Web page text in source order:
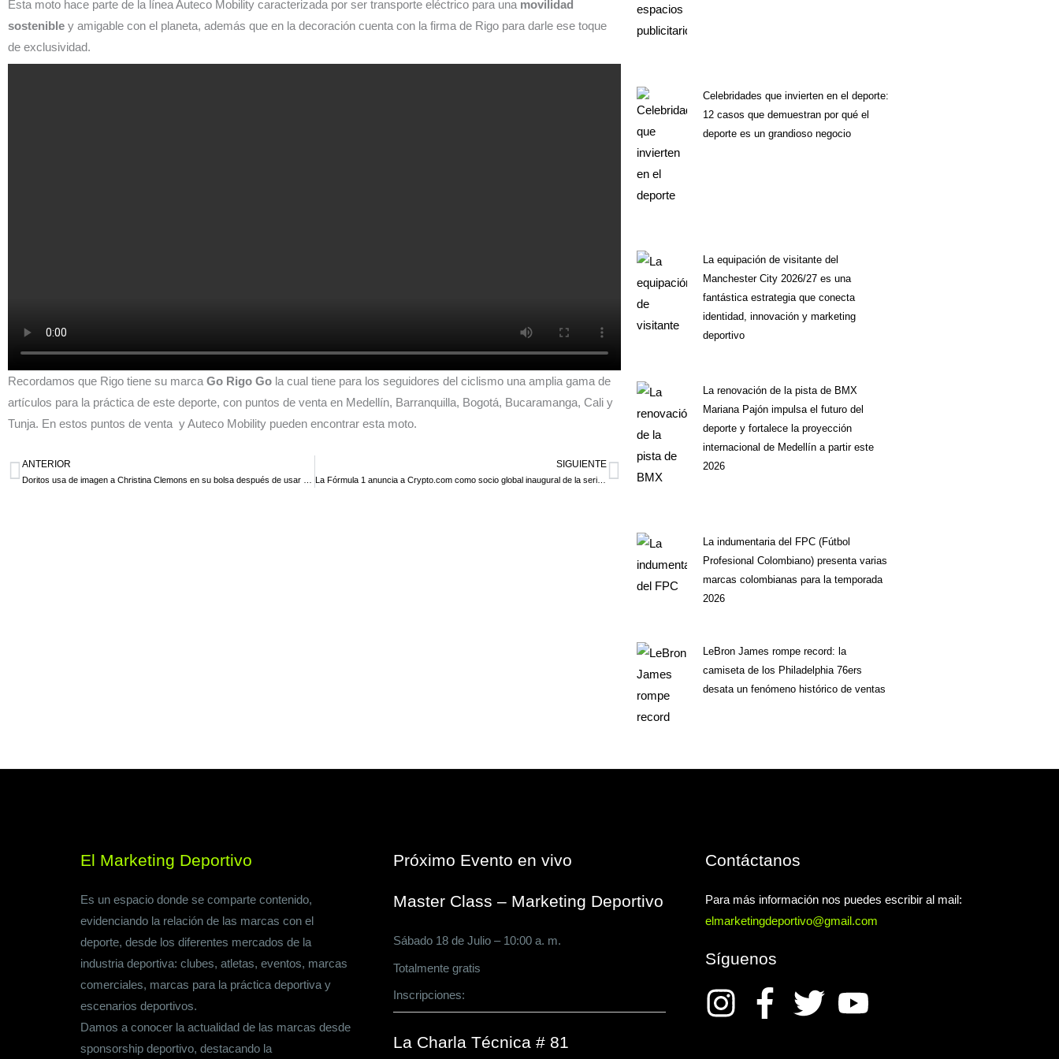
Esta moto hace parte de la línea Auteco Mobility caracterizada por ser transporte eléctrico para una movilidad
sostenible y amigable con el planeta, además que en la decoración cuenta con la firma de Rigo para darle ese toque
de exclusividad.
Recordamos que Rigo tiene su marca Go Rigo Go la cual tiene para los seguidores del ciclismo una amplia gama de
artículos para la práctica de este deporte, con puntos de venta en Medellín, Barranquilla, Bogotá, Bucaramanga, Cali y
Tunja. En estos puntos de venta y Auteco Mobility pueden encontrar esta moto.
Ant
ANTERIOR SIGUIENTE
La Fórmula 1 anuncia a Crypto.com como socio global inaugural de la serie F1 Sprint Siguiente
Celebridades que invierten en el deporte:
12 casos que demuestran por qué el
deporte es un grandioso negocio
La equipación de visitante del
Manchester City 2026/27 es una
fantástica estrategia que conecta
identidad, innovación y marketing
deportivo
La renovación de la pista de BMX
Mariana Pajón impulsa el futuro del
deporte y fortalece la proyección
internacional de Medellín a partir este
2026
La indumentaria del FPC (Fútbol
Profesional Colombiano) presenta varias
marcas colombianas para la temporada
2026
LeBron James rompe record: la
camiseta de los Philadelphia 76ers
desata un fenómeno histórico de ventas
El Marketing Deportivo
Es un espacio donde se comparte contenido,
evidenciando la relación de las marcas con el
deporte, desde los diferentes mercados de la
industria deportiva: clubes, atletas, eventos, marcas
comerciales, marcas para la práctica deportiva y
escenarios deportivos.
Damos a conocer la actualidad de las marcas desde
sponsorship deportivo, destacando la
Próximo Evento en vivo
Master Class – Marketing Deportivo
Sábado 18 de Julio – 10:00 a. m.
Totalmente gratis
Inscripciones:
La Charla Técnica # 81
Contáctanos
Para más información nos puedes escribir al mail:
elmarketingdeportivo@gmail.com
Síguenos